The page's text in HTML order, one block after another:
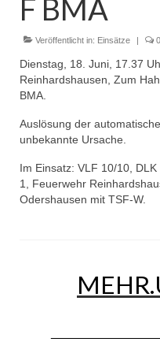
Dienstplan
Einsätze
Infos
Dienstplan
Gründung
Kinderfeuerwehr
F BMA
Veröffentlicht in: Einsätze | 0
Dienstag, 18. Juni, 17.37
Reinhardshausen, Zum
BMA.
Auslösung der
unbekannte Ursache.
Im Einsatz: VLF 10/10,
1, Feuerwehr
Odershausen mit TSF-W.